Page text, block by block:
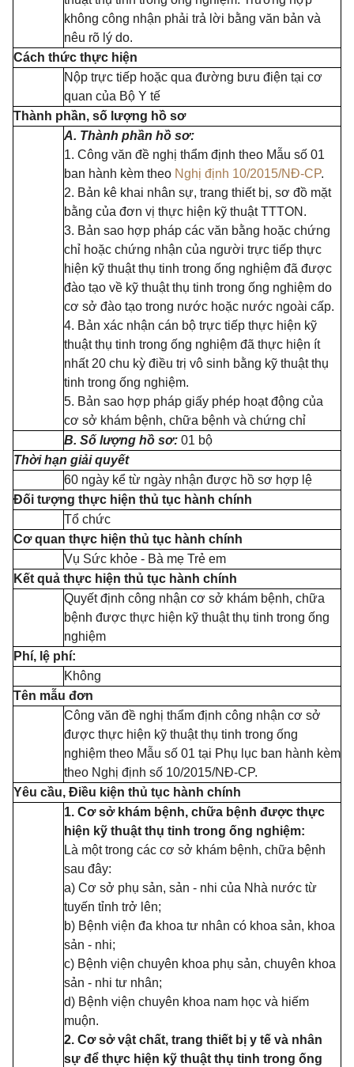
không công nhận phải trả lời bằng văn bản và
nêu rõ lý do.
Cách thức thực hiện
Nộp trực tiếp hoặc qua đường bưu điện tại cơ
quan của Bộ Y tế
Thành phần, số lượng hồ sơ
A. Thành phần hồ sơ:
1. Công văn đề nghị thẩm định theo Mẫu số 01
ban hành kèm theo Nghị định 10/2015/NĐ-CP.
2. Bản kê khai nhân sự, trang thiết bị, sơ đồ mặt
bằng của đơn vị thực hiện kỹ thuật TTTON.
3. Bản sao hợp pháp các văn bằng hoặc chứng
chỉ hoặc chứng nhận của người trực tiếp thực
hiện kỹ thuật thụ tinh trong ống nghiệm đã được
đào tạo về kỹ thuật thụ tinh trong ống nghiệm do
cơ sở đào tạo trong nước hoặc nước ngoài cấp.
4. Bản xác nhận cán bộ trực tiếp thực hiện kỹ
thuật thụ tinh trong ống nghiệm đã thực hiện ít
nhất 20 chu kỳ điều trị vô sinh bằng kỹ thuật thụ
tinh trong ống nghiệm.
5. Bản sao hợp pháp giấy phép hoạt động của
cơ sở khám bệnh, chữa bệnh và chứng chỉ
B. Số lượng hồ sơ: 01 bộ
Thời hạn giải quyết
60 ngày kể từ ngày nhận được hồ sơ hợp lệ
Đối tượng thực hiện thủ tục hành chính
Tổ chức
Cơ quan thực hiện thủ tục hành chính
Vụ Sức khỏe - Bà mẹ Trẻ em
Kết quả thực hiện thủ tục hành chính
Quyết định công nhận cơ sở khám bệnh, chữa
bệnh được thực hiện kỹ thuật thụ tinh trong ống
nghiệm
Phí, lệ phí:
Không
Tên mẫu đơn
Công văn đề nghị thẩm định công nhận cơ sở
được thực hiện kỹ thuật thụ tinh trong ống
nghiệm theo Mẫu số 01 tại Phụ lục ban hành kèm
theo Nghị định số 10/2015/NĐ-CP.
Yêu cầu, Điều kiện thủ tục hành chính
1. Cơ sở khám bệnh, chữa bệnh được thực
hiện kỹ thuật thụ tinh trong ống nghiệm:
Là một trong các cơ sở khám bệnh, chữa bệnh
sau đây:
a) Cơ sở phụ sản, sản - nhi của Nhà nước từ
tuyến tỉnh trở lên;
b) Bệnh viện đa khoa tư nhân có khoa sản, khoa
sản - nhi;
c) Bệnh viện chuyên khoa phụ sản, chuyên khoa
sản - nhi tư nhân;
d) Bệnh viện chuyên khoa nam học và hiếm
muộn.
2. Cơ sở vật chất, trang thiết bị y tế và nhân
sự để thực hiện kỹ thuật thụ tinh trong ống